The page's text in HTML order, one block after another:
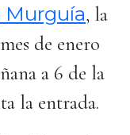
Murguía, la
de enero
a 6 de la
la entrada.